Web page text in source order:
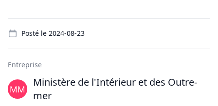
Posté le 2024-08-23
Entreprise
Ministère de l'Intérieur et des Outre-
mer